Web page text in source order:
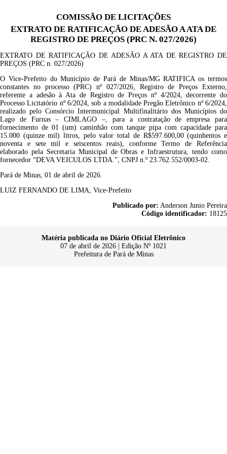
COMISSÃO DE LICITAÇÕES
EXTRATO DE RATIFICAÇÃO DE ADESÃO A ATA DE
REGISTRO DE PREÇOS (PRC N. 027/2026)
EXTRATO DE RATIFICAÇÃO DE ADESÃO A ATA DE REGISTRO DE
PREÇOS (PRC n. 027/2026)
O Vice-Prefeito do Município de Pará de Minas/MG RATIFICA os termos
constantes no processo (PRC) nº 027/2026, Registro de Preços Externo,
referente a adesão à Ata de Registro de Preços nº 4/2024, decorrente do
Processo Licitatório nº 6/2024, sob a modalidade Pregão Eletrônico nº 6/2024,
realizado pelo Consórcio Intermunicipal Multifinalitário dos Municípios do
Lago de Furnas – CIMLAGO –, para a contratação de empresa para
fornecimento de 01 (um) caminhão com tanque pipa com capacidade para
15.000 (quinze mil) litros, pelo valor total de R$597.600,00 (quinhentos e
noventa e sete mil e seiscentos reais), conforme Termo de Referência
elaborado pela Secretaria Municipal de Obras e Infraestrutura, tendo como
fornecedor “DEVA VEICULOS LTDA.”, CNPJ n.º 23.762.552/0003-02.
Pará de Minas, 01 de abril de 2026.
LUIZ FERNANDO DE LIMA, Vice-Prefeito
Publicado por: Anderson Junio Pereira
Código identificador: 18125
Matéria publicada no Diário Oficial Eletrônico
07 de abril de 2026 | Edição Nº 1021
Prefeitura de Pará de Minas